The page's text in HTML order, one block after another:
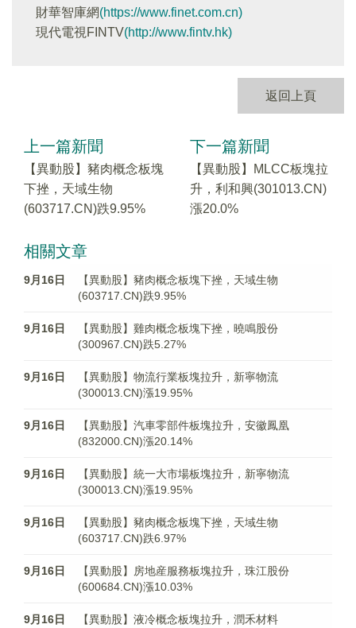
財華智庫網(https://www.finet.com.cn)
現代電視FINTV(http://www.fintv.hk)
返回上頁
上一篇新聞
【異動股】豬肉概念板塊
下挫，天域生物
(603717.CN)跌9.95%
下一篇新聞
【異動股】MLCC板塊拉
升，利和興(301013.CN)
漲20.0%
相關文章
9月16日
【異動股】豬肉概念板塊下挫，天域生物
(603717.CN)跌9.95%
9月16日
【異動股】雞肉概念板塊下挫，曉鳴股份
(300967.CN)跌5.27%
9月16日
【異動股】物流行業板塊拉升，新寧物流
(300013.CN)漲19.95%
9月16日
【異動股】汽車零部件板塊拉升，安徽鳳凰
(832000.CN)漲20.14%
9月16日
【異動股】統一大市場板塊拉升，新寧物流
(300013.CN)漲19.95%
9月16日
【異動股】豬肉概念板塊下挫，天域生物
(603717.CN)跌6.97%
9月16日
【異動股】房地産服務板塊拉升，珠江股份
(600684.CN)漲10.03%
9月16日
【異動股】液冷概念板塊拉升，潤禾材料